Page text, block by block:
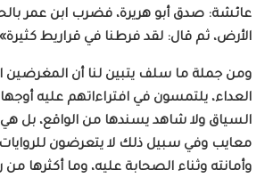
عائشة: صدق أبو هريرة، فضرب ابن عمر
الأرض، ثم قال: لقد فرطنا في قراريط
ومن جملة ما سلف يتبين لنا أن المغرضين
العداء، يلتمسون في افتراءاتهم عليه
السياق ولا شاهد يسندها من الواقع، بل
معايب وفي سبيل ذلك لا يتعرضون
وأمانته وثناء الصحابة عليه، وما أكثرها من